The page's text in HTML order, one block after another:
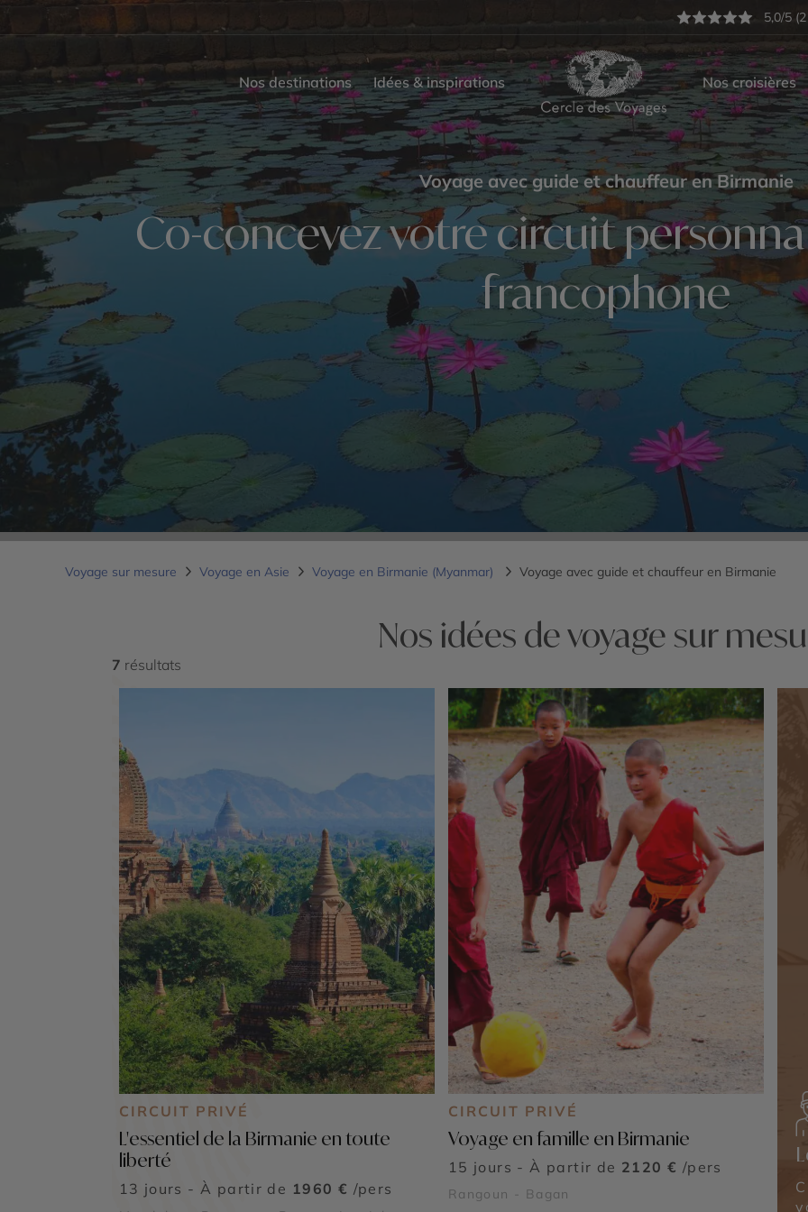
5,0/5
Nos destinations Idées & inspirations Nos croisières
Voyage avec guide et chauffeur en Birmanie
Co-concevez votre circuit
francophone
Voyage sur mesure Voyage en Asie Voyage en Birmanie (Myanmar) Voyage avec guide et chauffeur en Birmanie
Nos idées de voyage sur
7 résultats
CIRCUIT PRIVÉ
L'essentiel de la Birmanie en toute
liberté
13 jours - À partir de 1960 € /pers
CIRCUIT PRIVÉ
Voyage en famille en Birmanie
15 jours - À partir de 2120 € /pers
Rangoun - Bagan